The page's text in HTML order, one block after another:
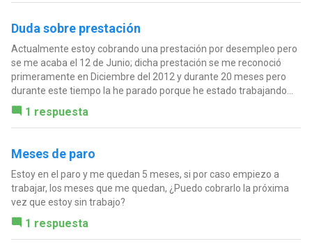
Duda sobre prestación
Actualmente estoy cobrando una prestación por desempleo pero
se me acaba el 12 de Junio; dicha prestación se me reconoció
primeramente en Diciembre del 2012 y durante 20 meses pero
durante este tiempo la he parado porque he estado trabajando...
1 respuesta
Meses de paro
Estoy en el paro y me quedan 5 meses, si por caso empiezo a
trabajar, los meses que me quedan, ¿Puedo cobrarlo la próxima
vez que estoy sin trabajo?
1 respuesta